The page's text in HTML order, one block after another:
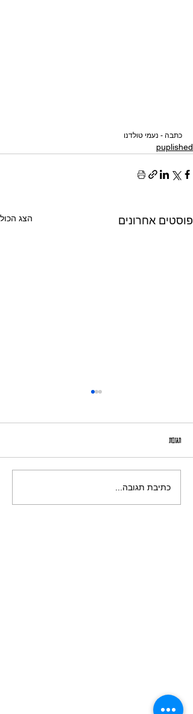
כתבה - נעמי טולדנו
puplished
פוסטים אחרונים הצג הכול
תגובות
כתיבת תגובה...